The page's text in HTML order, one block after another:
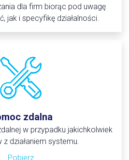
dla firm biorąc pod uwagę
jak i specyfikę działalności.
zdalna
w przypadku jakichkolwiek
działaniem systemu.
Pobierz